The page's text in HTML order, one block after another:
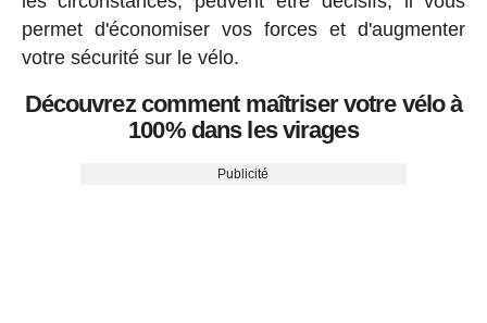
permet d'économiser vos forces et d'augmenter
votre sécurité sur le vélo.
Découvrez comment maîtriser votre vélo à
100% dans les virages
Publicité